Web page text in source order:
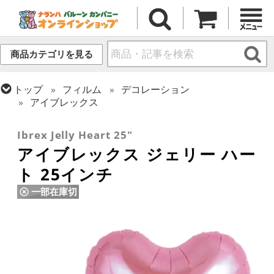
商品カテゴリを見る
トップ フィルム
デコレーション
アイブレックス
無地フィルム(ヘリウム対応)
Ibrex Jelly Heart 25"
アイブレックス ジェリー ハー
ト 25インチ
一部在庫切